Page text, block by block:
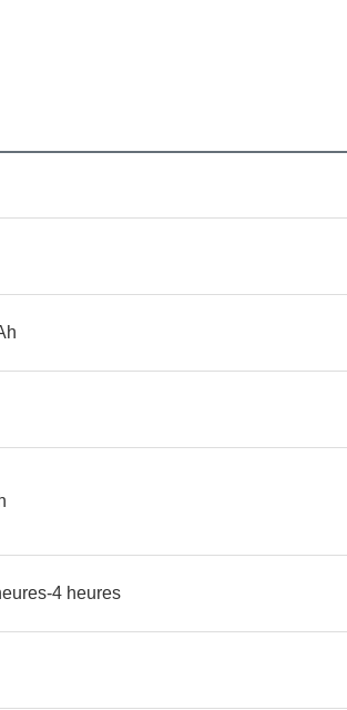
4 heures